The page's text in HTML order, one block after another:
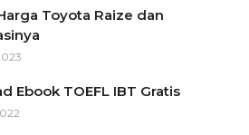
Toyota Raize dan
Ebook TOEFL IBT Gratis